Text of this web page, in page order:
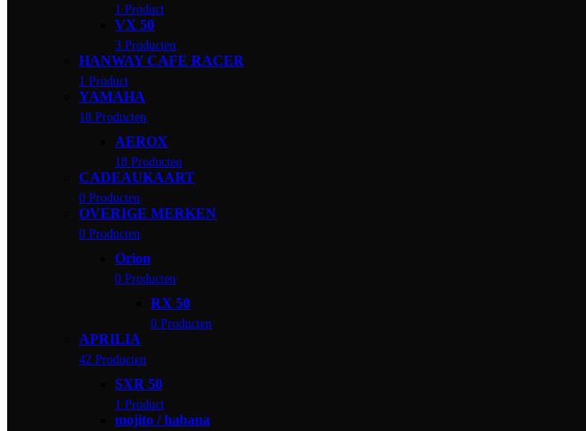
1 Product
VX 50
3 Producten
HANWAY CAFE RACER
1 Product
YAMAHA
18 Producten
AEROX
18 Producten
CADEAUKAART
0 Producten
OVERIGE MERKEN
0 Producten
Orion
0 Producten
RX 50
0 Producten
APRILIA
42 Producten
SXR 50
1 Product
mojito / habana